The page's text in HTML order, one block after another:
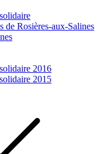
de Rosières-aux-Salines
2016
2015